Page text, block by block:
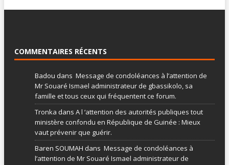
COMMENTAIRES RÉCENTS
Badou dans Message de condoléances à l’attention de
Mr Souaré Ismael administrateur de gbassikolo, sa
famille et tous ceux qui fréquentent ce forum.
Tronka dans A l ‘attention des autorités publiques tout
ministère confondu en République de Guinée : Mieux
vaut prévenir que guérir.
Baren SOUMAH dans Message de condoléances à
l’attention de Mr Souaré Ismael administrateur de